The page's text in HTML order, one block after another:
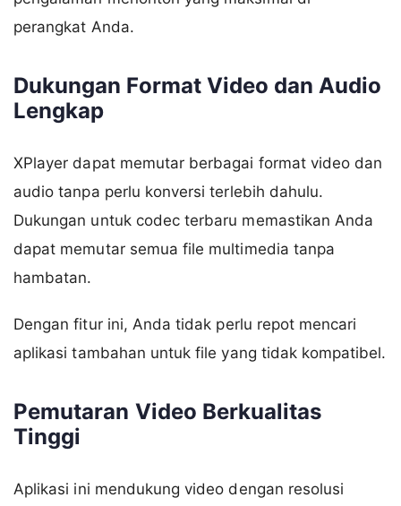
perangkat Anda.
Dukungan Format Video dan Audio
Lengkap
XPlayer dapat memutar berbagai format video dan
audio tanpa perlu konversi terlebih dahulu.
Dukungan untuk codec terbaru memastikan Anda
dapat memutar semua file multimedia tanpa
hambatan.
Dengan fitur ini, Anda tidak perlu repot mencari
aplikasi tambahan untuk file yang tidak kompatibel.
Pemutaran Video Berkualitas
Tinggi
Aplikasi ini mendukung video dengan resolusi